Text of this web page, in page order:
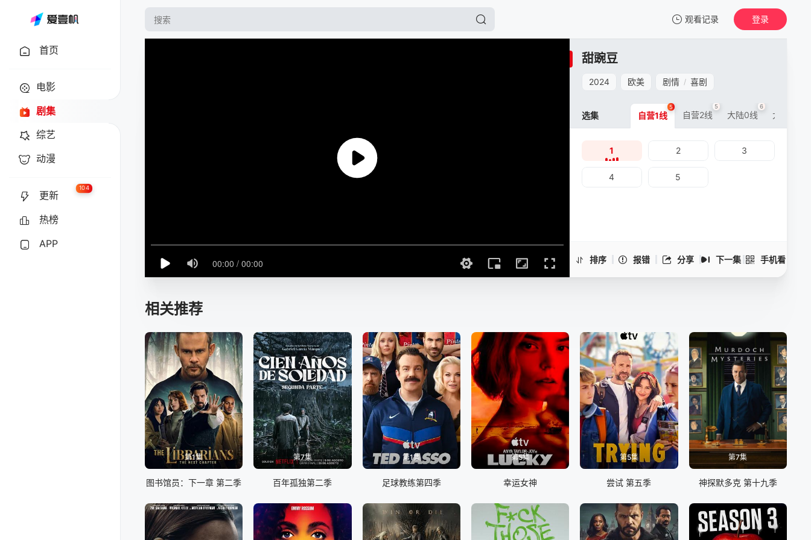
观看记录
我的观影记录
登录
首页
电影
剧集
综艺
动漫
更新
104
热榜
APP
甜豌豆
2024 欧美 剧情 / 喜剧
排序 报错 分享 下一集 手机看
选集 自营1线
5
自营2线
5
大陆0线
6
大陆5线
1 2 3
4 5
相关推荐
第1集
图书馆员：下一章 第二季
第7集
百年孤独第二季
第1集
足球教练第四季
第5集
幸运女神
第5集
尝试 第五季
第7集
神探默多克 第十九季